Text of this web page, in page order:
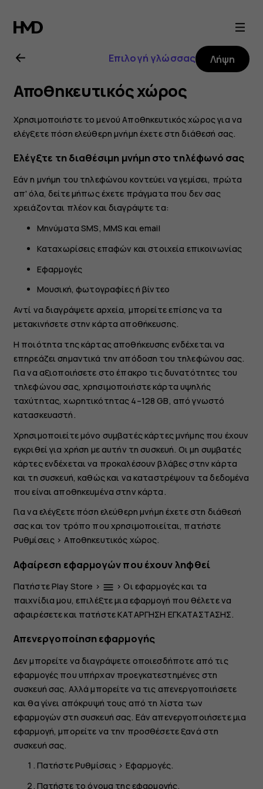
Οδηγίες
χρήσης
Nokia
6
Επιλογή γλώσσας Λήψη
Αποθηκευτικός χώρος
Χρησιμοποιήστε το μενού Αποθηκευτικός χώρος για να
ελέγξετε πόση ελεύθερη μνήμη έχετε στη διάθεσή σας.
Ελέγξτε τη διαθέσιμη μνήμη στο τηλέφωνό σας
Εάν η μνήμη του τηλεφώνου κοντεύει να γεμίσει, πρώτα
απ' όλα, δείτε μήπως έχετε πράγματα που δεν σας
χρειάζονται πλέον και διαγράψτε τα:
Μηνύματα SMS, MMS και email
Καταχωρίσεις επαφών και στοιχεία επικοινωνίας
Εφαρμογές
Μουσική, φωτογραφίες ή βίντεο
Αντί να διαγράψετε αρχεία, μπορείτε επίσης να τα
μετακινήσετε στην κάρτα αποθήκευσης.
Η ποιότητα της κάρτας αποθήκευσης ενδέχεται να
επηρεάζει σημαντικά την απόδοση του τηλεφώνου σας.
Για να αξιοποιήσετε στο έπακρο τις δυνατότητες του
τηλεφώνου σας, χρησιμοποιήστε κάρτα υψηλής
ταχύτητας, χωρητικότητας 4–128 GB, από γνωστό
κατασκευαστή.
Χρησιμοποιείτε μόνο συμβατές κάρτες μνήμης που έχουν
εγκριθεί για χρήση με αυτήν τη συσκευή. Οι μη συμβατές
κάρτες ενδέχεται να προκαλέσουν βλάβες στην κάρτα
και τη συσκευή, καθώς και να καταστρέψουν τα δεδομένα
που είναι αποθηκευμένα στην κάρτα.
Για να ελέγξετε πόση ελεύθερη μνήμη έχετε στη διάθεσή
σας και τον τρόπο που χρησιμοποιείται, πατήστε
Ρυθμίσεις > Αποθηκευτικός χώρος.
Αφαίρεση εφαρμογών που έχουν ληφθεί
ΠατήστεPlay Store > menu >Οι εφαρμογές και τα
παιχνίδια μου, επιλέξτε μια εφαρμογή που θέλετε να
αφαιρέσετε και πατήστεΚΑΤΑΡΓΗΣΗ ΕΓΚΑΤΑΣΤΑΣΗΣ.
Απενεργοποίηση εφαρμογής
Δεν μπορείτε να διαγράψετε οποιεσδήποτε από τις
εφαρμογές που υπήρχαν προεγκατεστημένες στη
συσκευή σας. Αλλά μπορείτε να τις απενεργοποιήσετε
και θα γίνει απόκρυψή τους από τη λίστα των
εφαρμογών στη συσκευή σας. Εάν απενεργοποιήσετε μια
εφαρμογή, μπορείτε να την προσθέσετε ξανά στη
συσκευή σας.
ΠατήστεΡυθμίσεις > Εφαρμογές.
Πατήστε το όνομα της εφαρμογής.